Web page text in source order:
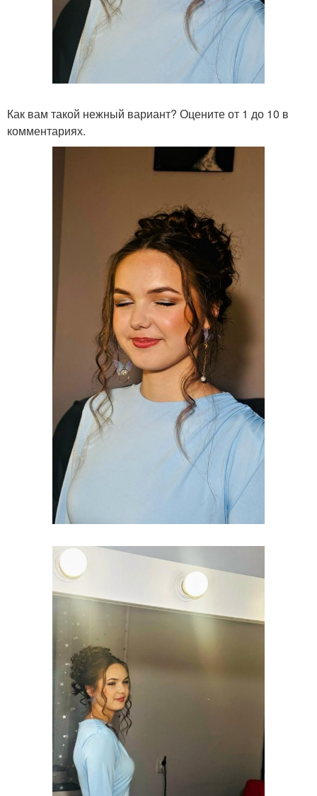
Как вам такой нежный вариант? Оцените от 1 до 10 в
комментариях.